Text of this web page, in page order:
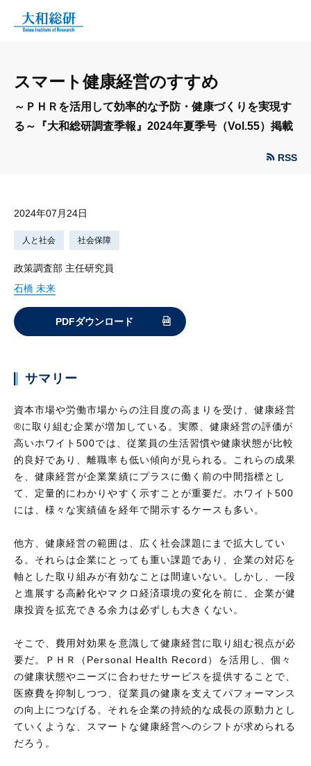
スマート健康経営のすすめ
～ＰＨＲを活用して効率的な予防・健康づくりを実現す
る～『大和総研調査季報』2024年夏季号（Vol.55）掲載
RSS
2024年07月24日
人と社会 社会保障
政策調査部 主任研究員
石橋 未来
PDFダウンロード
サマリー
資本市場や労働市場からの注目度の高まりを受け、健康経営
®に取り組む企業が増加している。実際、健康経営の評価が
高いホワイト500では、従業員の生活習慣や健康状態が比較
的良好であり、離職率も低い傾向が見られる。これらの成果
を、健康経営が企業業績にプラスに働く前の中間指標とし
て、定量的にわかりやすく示すことが重要だ。ホワイト500
には、様々な実績値を経年で開示するケースも多い。
他方、健康経営の範囲は、広く社会課題にまで拡大してい
る。それらは企業にとっても重い課題であり、企業の対応を
軸とした取り組みが有効なことは間違いない。しかし、一段
と進展する高齢化やマクロ経済環境の変化を前に、企業が健
康投資を拡充できる余力は必ずしも大きくない。
そこで、費用対効果を意識して健康経営に取り組む視点が必
要だ。ＰＨＲ（Personal Health Record）を活用し、個々
の健康状態やニーズに合わせたサービスを提供することで、
医療費を抑制しつつ、従業員の健康を支えてパフォーマンス
の向上につなげる。それを企業の持続的な成長の原動力とし
ていくような、スマートな健康経営へのシフトが求められる
だろう。